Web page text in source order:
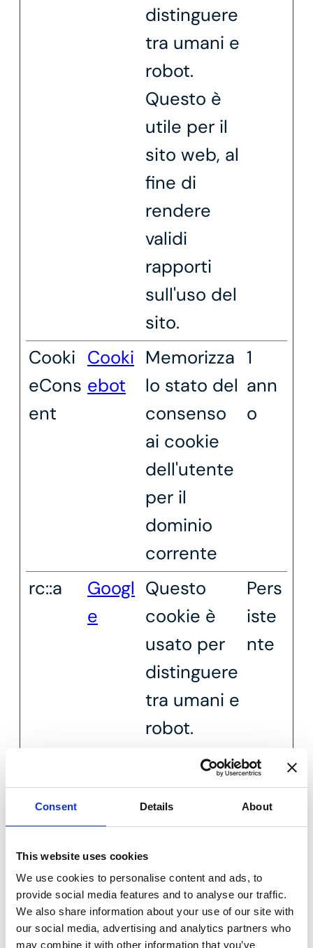
Consent Details About
This website uses cookies
We use cookies to personalise content and ads, to
provide social media features and to analyse our traffic.
We also share information about your use of our site with
our social media, advertising and analytics partners who
may combine it with other information that you’ve
distinguere
tra umani e
robot.
Questo è
utile per il
sito web, al
fine di
rendere
validi
rapporti
sull'uso del
sito.
Cooki
eCons
ent
Cooki
ebot
Memorizza
lo stato del
consenso
ai cookie
dell'utente
per il
dominio
corrente
1
ann
o
rc::a
Googl
e
Questo
cookie è
usato per
distinguere
tra umani e
robot.
Questo è
utile per il
sito web, al
rendere
validi
rapporti
Pers
iste
nte